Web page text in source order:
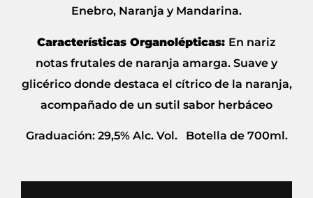
Enebro, Naranja y Mandarina.
Características Organolépticas: En nariz
notas frutales de naranja amarga. Suave y
glicérico donde destaca el cítrico de la naranja,
acompañado de un sutil sabor herbáceo
Graduación: 29,5% Alc. Vol. Botella de 700ml.